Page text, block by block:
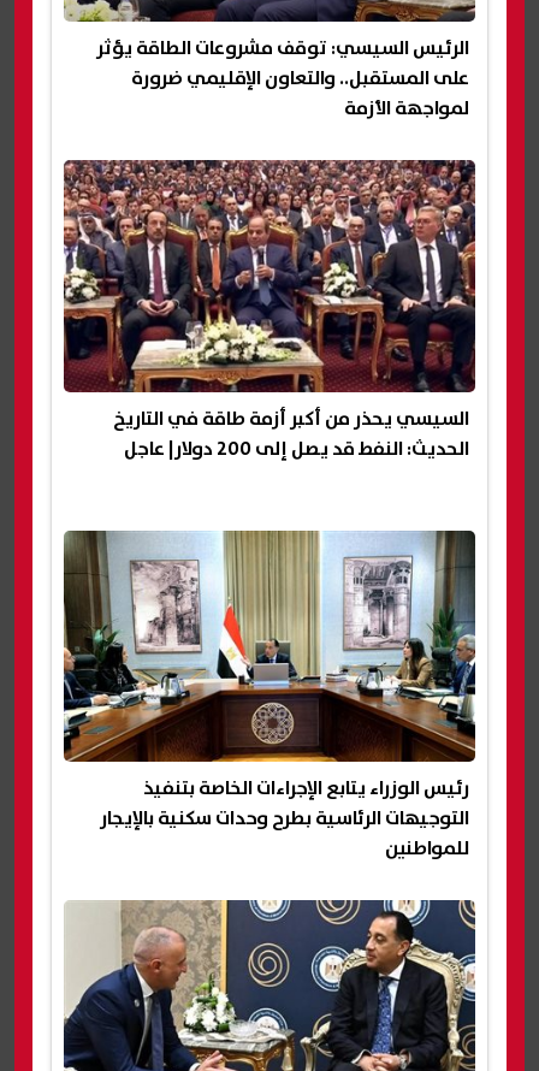
الرئيس السيسي: توقف مشروعات الطاقة يؤثر
على المستقبل.. والتعاون الإقليمي ضرورة
لمواجهة الأزمة
السيسي يحذر من أكبر أزمة طاقة في التاريخ
الحديث: النفط قد يصل إلى 200 دولار| عاجل
رئيس الوزراء يتابع الإجراءات الخاصة بتنفيذ
التوجيهات الرئاسية بطرح وحدات سكنية بالإيجار
للمواطنين